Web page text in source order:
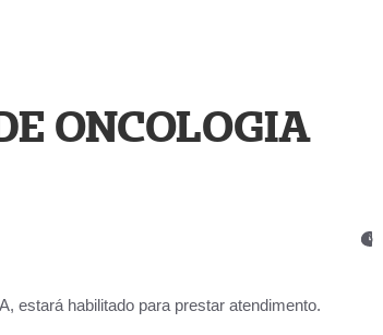
ONCOLOGIA
estará habilitado para prestar atendimento.